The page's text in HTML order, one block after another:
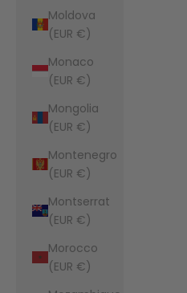
Moldova
(EUR €)
Monaco
(EUR €)
Mongolia
(EUR €)
Montenegro
(EUR €)
Montserrat
(EUR €)
Morocco
(EUR €)